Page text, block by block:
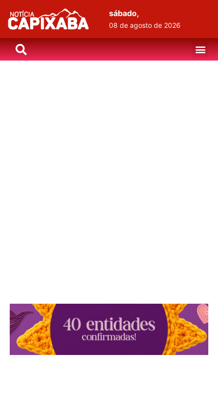
sábado,
08 de agosto de 2026